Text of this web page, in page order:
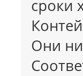
сроки
Они